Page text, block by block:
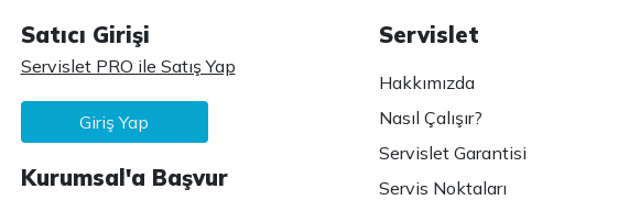
Satıcı Girişi
Servislet PRO ile Satış Yap
Giriş Yap
Kurumsal'a Başvur
Servislet
Hakkımızda
Nasıl Çalışır?
Servislet Garantisi
Servis Noktaları